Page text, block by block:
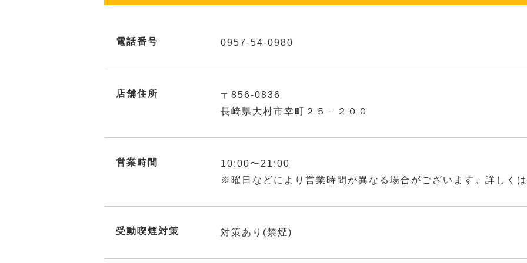
電話番号 0957-54-0980
店舗住所
〒856-0836
長崎県大村市幸町２５－２００
営業時間
10:00〜21:00
※曜日などにより営業時間が異なる場合がございます。詳しく
受動喫煙対策 対策あり(禁煙)